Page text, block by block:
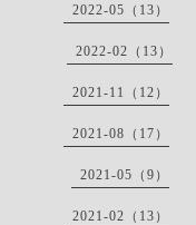
2022-05（13）
2022-02（13）
2021-11（12）
2021-08（17）
2021-05（9）
2021-02（13）